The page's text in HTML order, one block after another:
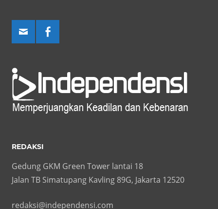
REDAKSI
Gedung GKM Green Tower lantai 18
Jalan TB Simatupang Kavling 89G, Jakarta 12520
redaksi@independensi.com